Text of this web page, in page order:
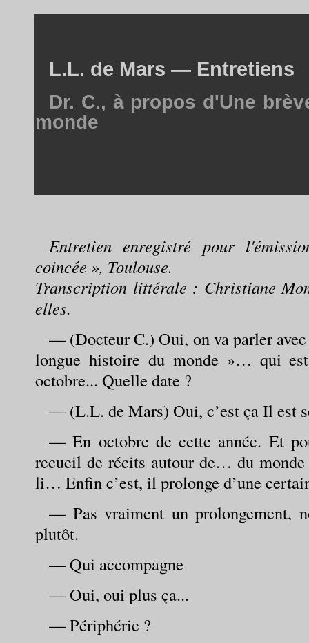
L.L. de Mars — Entretiens
Dr. C., à propos d'Une
monde
Entretien enregistré pour
coincée », Toulouse.
Transcription littérale : Christiane
elles.
— (Docteur C.) Oui, on va parler
longue histoire du monde »… qui
octobre... Quelle date ?
— (L.L. de Mars) Oui, c’est ça Il est
— En octobre de cette année. Et
recueil de récits autour de… du
li… Enfin c’est, il prolonge d’une
— Pas vraiment un prolongement,
plutôt.
— Qui accompagne
— Oui, oui plus ça...
— Périphérie ?